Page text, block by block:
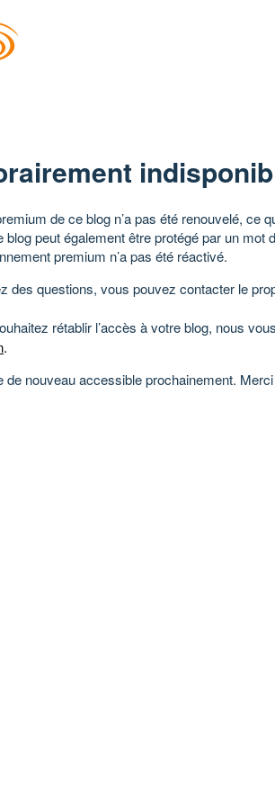
de ce blog n’a pas été renouvelé, ce
peut également être protégé par un mot
premium n’a pas été réactivé.
des questions, vous pouvez contacter le
rétablir l’accès à votre blog, nous
.
nouveau accessible prochainement.